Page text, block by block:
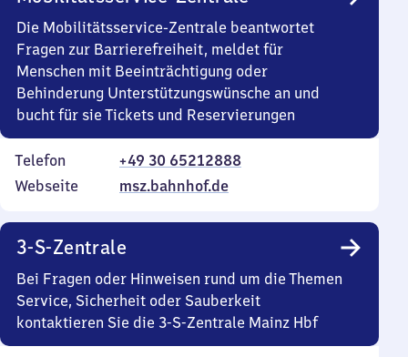
Die Mobilitätsservice-Zentrale beantwortet
Fragen zur Barrierefreiheit, meldet für
Menschen mit Beeinträchtigung oder
Behinderung Unterstützungswünsche an und
bucht für sie Tickets und Reservierungen
Telefon
+49 30 65212888
Webseite
msz.bahnhof.de
3-S-Zentrale
Bei Fragen oder Hinweisen rund um die Themen
Service, Sicherheit oder Sauberkeit
kontaktieren Sie die 3-S-Zentrale Mainz Hbf